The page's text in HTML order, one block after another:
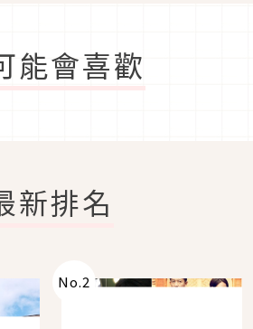
能會喜歡
新排名
No.2